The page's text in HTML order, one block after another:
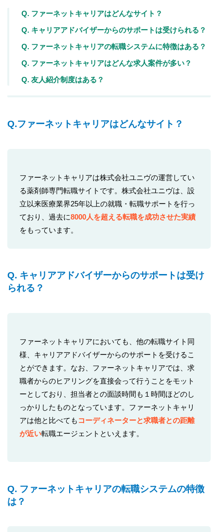
Q. ファーネットキャリアはどんなサイト？
Q. キャリアアドバイザーからのサポートは受けられる？
Q. ファーネットキャリアの転職システムに特徴はある？
Q. ファーネットキャリアはどんな求人案件が多い？
Q. 友人紹介制度はある？
Q.ファーネットキャリアはどんなサイト？
ファーネットキャリアは株式会社ユニヴの運営してい
る薬剤師専門転職サイトです。株式会社ユニヴは、設
立以来医療業界25年以上の就職・転職サポートを行っ
ており、過去に8000人を超える転職を成功させた実績
をもっています。
Q. キャリアアドバイザーからのサポートは受け
られる？
ファーネットキャリアにおいても、他の転職サイト同
様、キャリアアドバイザーからのサポートを受けるこ
とができます。なお、ファーネットキャリアでは、求
職者からのヒアリングを直接会って行うことをモット
ーとしており、担当者との面談時間も１時間ほどのし
っかりしたものとなっています。ファーネットキャリ
アは他と比べても コーディネーターと求職者との距離
が近い転職エージェントといえます。
Q. ファーネットキャリアの転職システムの特徴
は？